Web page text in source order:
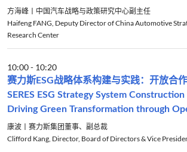
方海峰丨中国汽车战略与政策研究中心副主任
Haifeng FANG, Deputy Director of China Automotive
Research Center
10:00- 10:20
赛力斯ESG战略体系构建与实践：开放合
SERES ESG Strategy System
Driving Green Transformation through
康波丨赛力斯集团董事、副总裁
Clifford Kang, Director, Board of Directors & Vice